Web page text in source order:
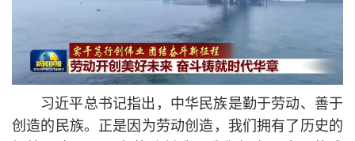
习近平总书记指出，中华民族是勤于劳动、善于
创造的民族。正是因为劳动创造，我们拥有了历史的